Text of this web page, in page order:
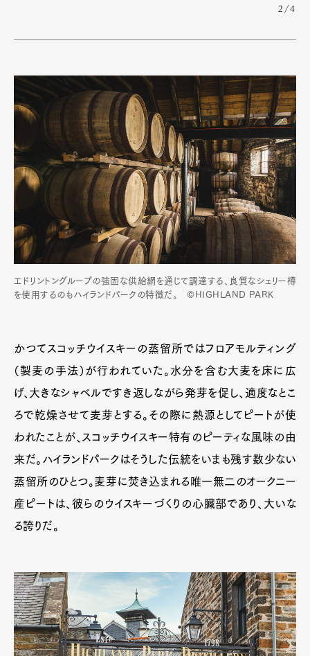
2/4
エドリントングループの強固な供給網を通じて調達する、良質なシェリー樽
を使用するのもハイランドパークの特徴だ。 ©HIGHLAND PARK
かつてスコッチウイスキーの蒸留所ではフロアモルティング
（製麦の手法）が行われていた。水分を含む大麦を床に広
げ、大きなシャベルですき返しながら発芽を促し、適度なとこ
ろで乾燥させて麦芽とする。その際に熱源としてピートが使
われたことが、スコッチウイスキー特有のピーティな風味の由
来だ。ハイランドパークはそうした伝統をいまも残す数少ない
蒸留所のひとつ。麦芽に焚き込まれる唯一無二のオークニー
産ピートは、彼らのウイスキーづくりの心臓部であり、大いな
る誇りだ。